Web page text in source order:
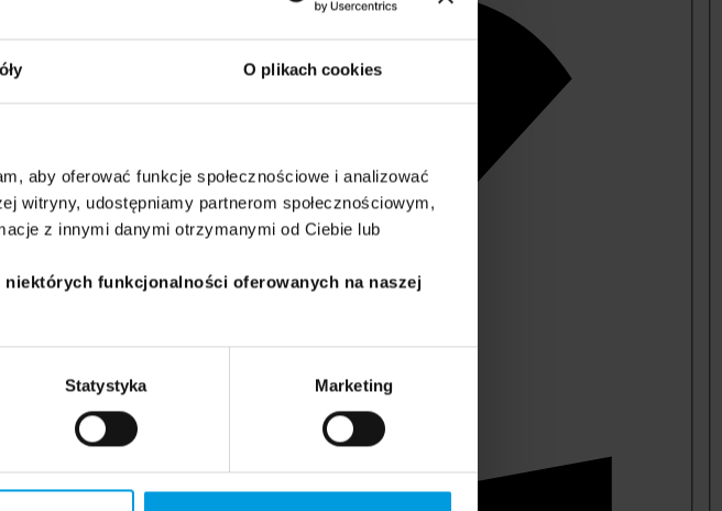
O plikach cookies
aby oferować funkcje społecznościowe i analizować
witryny, udostępniamy partnerom społecznościowym,
z innymi danymi otrzymanymi od Ciebie lub
funkcjonalności oferowanych na naszej
Statystyka Marketing